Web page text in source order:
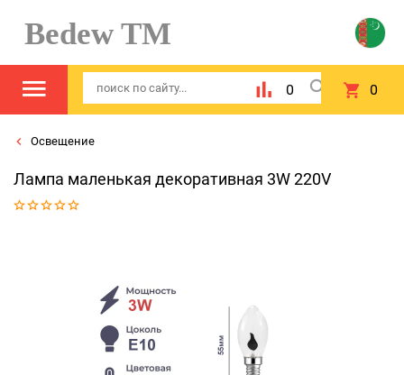
Bedew TM
0 0
Освещение
Лампа маленькая декоративная 3W 220V